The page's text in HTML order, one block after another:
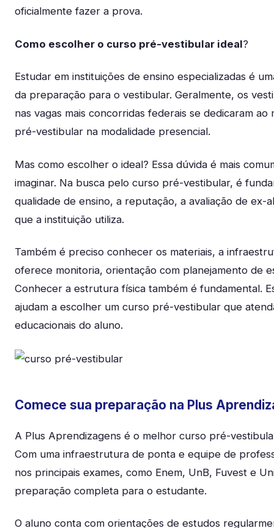
oficialmente fazer a prova.
Como escolher o curso pré-vestibular ideal?
Estudar em instituições de ensino especializadas é
da preparação para o vestibular. Geralmente, os
nas vagas mais concorridas federais se dedicaram ao
pré-vestibular na modalidade presencial.
Mas como escolher o ideal? Essa dúvida é mais
imaginar. Na busca pelo curso pré-vestibular, é
qualidade de ensino, a reputação, a avaliação de ex-
que a instituição utiliza.
Também é preciso conhecer os materiais, a
oferece monitoria, orientação com planejamento de
Conhecer a estrutura física também é fundamental.
ajudam a escolher um curso pré-vestibular que
educacionais do aluno.
Comece sua preparação na Plus
A Plus Aprendizagens é o melhor curso pré-
Com uma infraestrutura de ponta e equipe de
nos principais exames, como Enem, UnB, Fuvest e
preparação completa para o estudante.
O aluno conta com orientações de estudos